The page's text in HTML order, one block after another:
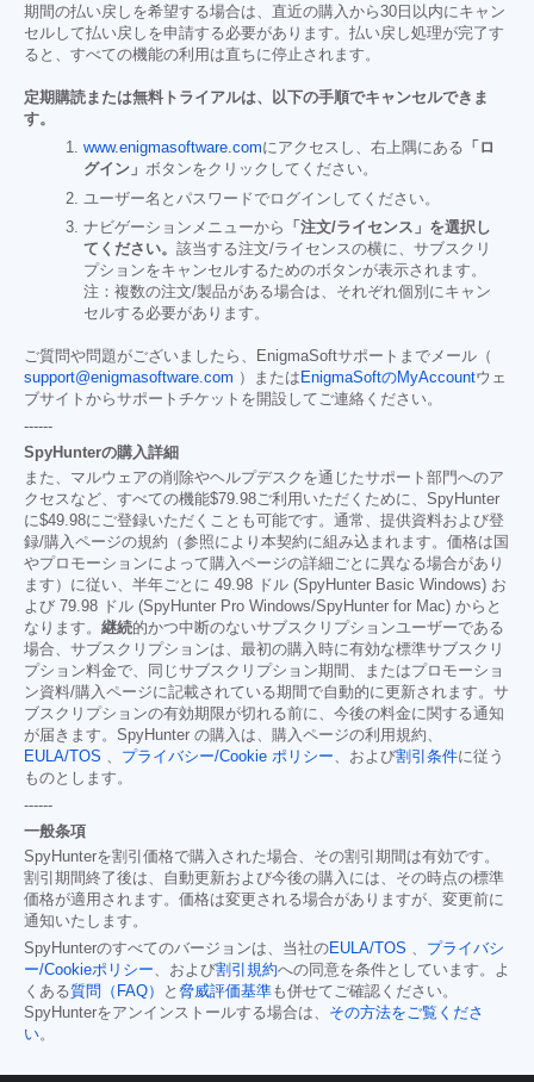
期間の払い戻しを希望する場合は、直近の購入から30日以内にキャン
セルして払い戻しを申請する必要があります。払い戻し処理が完了す
ると、すべての機能の利用は直ちに停止されます。
定期購読または無料トライアルは、以下の手順でキャンセルできま
す。
www.enigmasoftware.comにアクセスし、右上隅にある 「ロ
グイン」 ボタンをクリックしてください。
ユーザー名とパスワードでログインしてください。
ナビゲーションメニューから
「注文/ライセンス」を選択し
てください。 該当する注文/ライセンスの横に、サブスクリ
プションをキャンセルするためのボタンが表示されます。
注：複数の注文/製品がある場合は、それぞれ個別にキャン
セルする必要があります。
ご質問や問題がございましたら、EnigmaSoftサポートまでメール（
support@enigmasoftware.com ）または EnigmaSoftのMyAccountウェ
ブサイトからサポートチケットを開設してご連絡ください。
------
SpyHunterの購入詳細
また、マルウェアの削除やヘルプデスクを通じたサポート部門へのア
クセスなど、すべての機能$79.98 ご利用いただくために、SpyHunter
に$49.98にご登録いただくことも可能です。通常、提供資料および登
録/購入ページの規約（参照により本契約に組み込まれます。価格は国
やプロモーションによって購入ページの詳細ごとに異なる場合があり
ます）に従い、半年ごとに 49.98 ドル (SpyHunter Basic Windows) お
よび 79.98 ドル (SpyHunter Pro Windows/SpyHunter for Mac) からと
なります。 継続的かつ中断のないサブスクリプションユーザーである
場合、サブスクリプションは、最初の購入時に有効な標準サブスクリ
プション料金で、同じサブスクリプション期間、またはプロモーショ
ン資料/購入ページに記載されている期間で自動的に更新されます。サ
ブスクリプションの有効期限が切れる前に、今後の料金に関する通知
が届きます。SpyHunter の購入は、購入ページの利用規約、
EULA/TOS
プライバシー/Cookie ポリシー 、および割引条件に従う
ものとします。
------
一般条項
SpyHunterを割引価格で購入された場合、その割引期間は有効です。
割引期間終了後は、自動更新および今後の購入には、その時点の標準
価格が適用されます。価格は変更される場合がありますが、変更前に
通知いたします。
SpyHunterのすべてのバージョンは、当社のEULA/TOS
プライバシ
ー/Cookieポリシー 、および割引規約への同意を条件としています。よ
くある質問（FAQ） と 脅威評価基準も併せてご確認ください。
SpyHunterをアンインストールする場合は、 その方法をご覧くださ
い。